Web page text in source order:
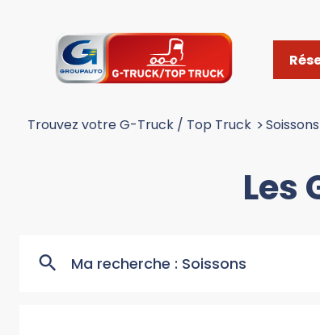
Trouvez votre G-Truck / Top Truck >Soissons
Les
Ma recherche : Soissons